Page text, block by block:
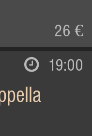
26 €
19:00